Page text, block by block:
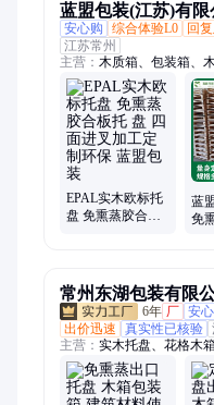
蓝盟包装(江苏)有限
安心购
综合体验L0 回
江苏常州
主营： 木质箱、包装箱、
盘、欧标托盘、减震木箱
装木箱、打包物流木托盘
EPAL实木欧标托
盘 免熏蒸胶合板
蓝
免
常州东湖包装有限
6年 厂 安
出价迅速
真实性已核验
主营： 实木托盘、花格木
井架木托盘、出口木托盘
盘、东湖包装、实木钢带